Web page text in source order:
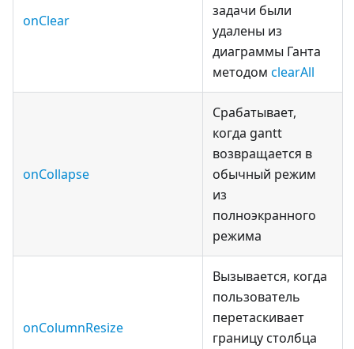
onClear
задачи были
удалены из
диаграммы Ганта
методом clearAll
onCollapse
Срабатывает,
когда gantt
возвращается в
обычный режим
из
полноэкранного
режима
onColumnResize
Вызывается, когда
пользователь
перетаскивает
границу столбца